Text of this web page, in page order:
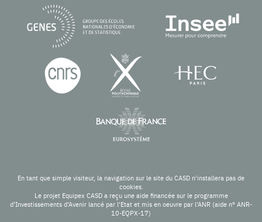
En tant que simple visiteur, la navigation sur le site du CASD n'installera pas de
cookies.
Le projet Equipex CASD a reçu une aide financée sur le programme
d’Investissements d’Avenir lancé par l’Etat et mis en oeuvre par l’ANR (aide n° ANR-
10-EQPX-17)